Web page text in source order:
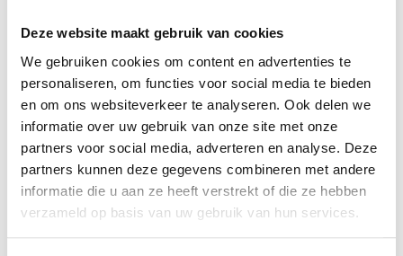
Deze website maakt gebruik van cookies
We gebruiken cookies om content en advertenties te
personaliseren, om functies voor social media te bieden
en om ons websiteverkeer te analyseren. Ook delen we
informatie over uw gebruik van onze site met onze
partners voor social media, adverteren en analyse. Deze
partners kunnen deze gegevens combineren met andere
informatie die u aan ze heeft verstrekt of die ze hebben
verzameld op basis van uw gebruik van hun services.
Lila Magenta Roze bruin
verzending vanaf €35,-
Verzending v.a. €1,95
100% waterproof
Omschrijving Kenmerk SKU
Hot item alert! XL kralen kettingen zijn de trend van nu en
wij kunnen niet wachten om deze met je te delen! De XXL
ketting is een must-have voor je sieradencollectie. Door de